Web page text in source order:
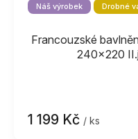
Náš výrobek Drobné
Francouzské
240x220
1 199 Kč / ks